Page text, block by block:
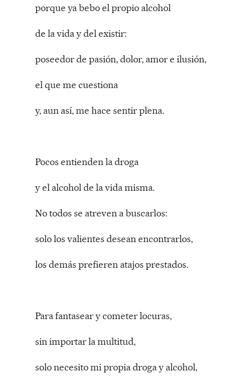
porque ya bebo el propio alcohol
de la vida y del existir:
poseedor de pasión, dolor, amor e ilusión,
el que me cuestiona
y, aun así, me hace sentir plena.
Pocos entienden la droga
y el alcohol de la vida misma.
No todos se atreven a buscarlos:
solo los valientes desean encontrarlos,
los demás prefieren atajos prestados.
Para fantasear y cometer locuras,
sin importar la multitud,
solo necesito mi propia droga y alcohol,